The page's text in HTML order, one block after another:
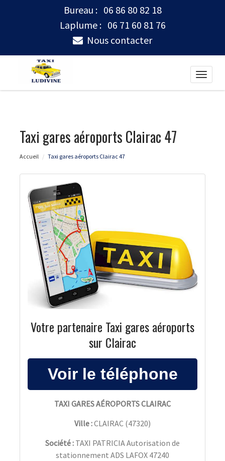
Bureau : 06 86 80 82 18
Laplume : 06 71 60 81 76
Nous contacter
Toggle
Taxi gares aéroports Clairac 47
Accueil Taxi gares aéroports Clairac 47
Votre partenaire Taxi gares aéroports
sur Clairac
TAXI GARES AÉROPORTS CLAIRAC
Ville :CLAIRAC (47320)
Société : TAXI PATRICIA Autorisation de
stationnement ADS LAFOX 47240